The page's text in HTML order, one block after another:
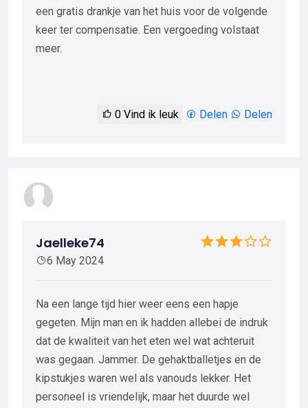
een gratis drankje van het huis voor de volgende
keer ter compensatie. Een vergoeding volstaat
meer.
0 Vind ik leuk Delen Delen
Jaelleke74
6 May 2024
Na een lange tijd hier weer eens een hapje
gegeten. Mijn man en ik hadden allebei de indruk
dat de kwaliteit van het eten wel wat achteruit
was gegaan. Jammer. De gehaktballetjes en de
kipstukjes waren wel als vanouds lekker. Het
personeel is vriendelijk, maar het duurde wel